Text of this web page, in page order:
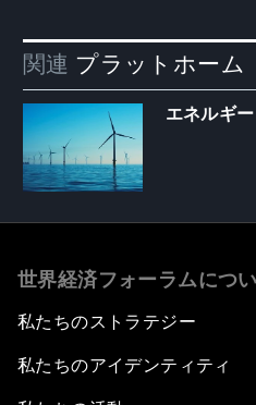
関連 プラットホーム
エネルギ
世界経済フォーラムにつ
私たちのストラテジー
私たちのアイデンティティ